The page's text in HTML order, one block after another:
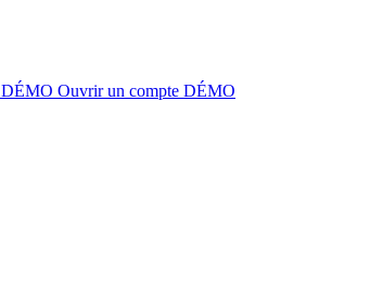
DÉMO Ouvrir un compte DÉMO